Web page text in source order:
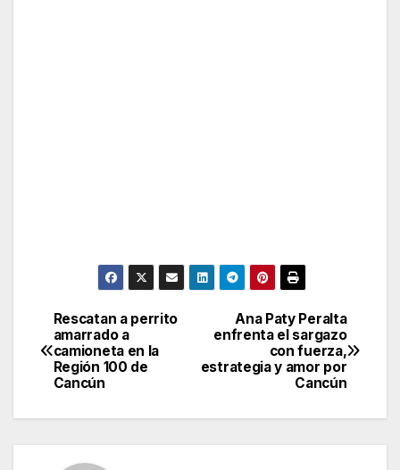
Post
navigation
Ana Paty Peralta
enfrenta el sargazo
con fuerza,
estrategia y amor por
Cancún
Rescatan a perrito
amarrado a
camioneta en la
Región 100 de
Cancún